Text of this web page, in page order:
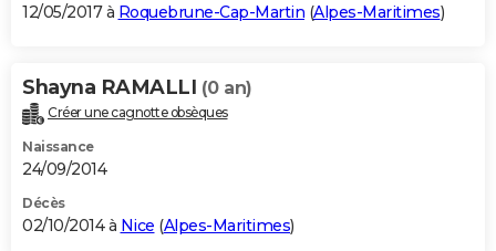
12/05/2017 à Roquebrune-Cap-Martin (Alpes-Maritimes)
Shayna RAMALLI (0 an)
Créer une cagnotte obsèques
Naissance
24/09/2014
Décès
02/10/2014 à Nice (Alpes-Maritimes)